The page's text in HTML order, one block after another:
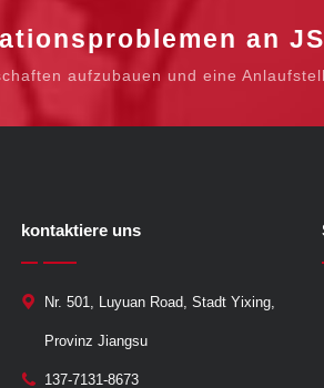
an JS
aufzubauen und eine
kontaktiere uns
Nr. 501, Luyuan Road, Stadt Yixing,
Provinz Jiangsu
137-7131-8673